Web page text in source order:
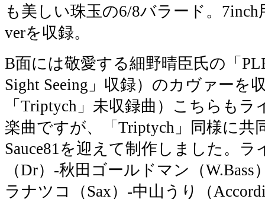
も美しい珠玉の6/8バラード。
verを収録。
B面には敬愛する細野晴臣氏の「
Sight Seeing」収録）のカヴァーを
「Triptych」未収録曲）こちらも
楽曲ですが、「Triptych」同様に共
Sauce81を迎えて制作しました。ラ
（Dr）-秋田ゴールドマン（W.Bass
ラナツコ（Sax）-中山うり（